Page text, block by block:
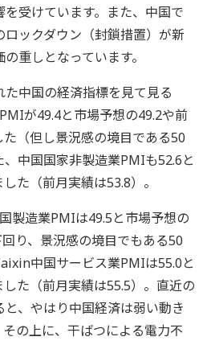
受けています。また、中国で
ックダウン（封鎖措置）が新
重しとなっています。
中国の経済指標を見て見る
が49.4と市場予想の49.2や前
（但し景況感の境目である50
中国国家非製造業PMIも52.6と
た（前月実績は53.8）。
製造業PMIは49.5と市場予想の
り、景況感の境目でもある50
中国サービス業PMIは55.0と
た（前月実績は55.5）。直近の
、やはり中国経済は弱い動き
の上に、干ばつによる電力不